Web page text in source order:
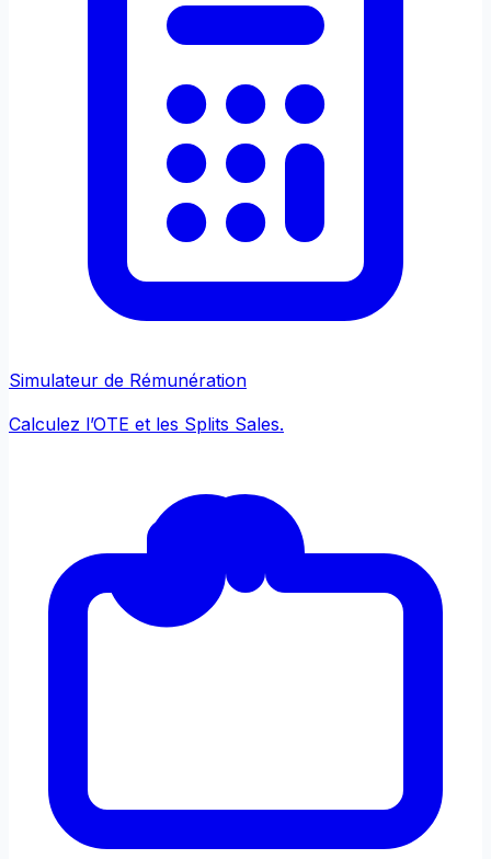
Simulateur de Rémunération
Calculez l’OTE et les Splits Sales.